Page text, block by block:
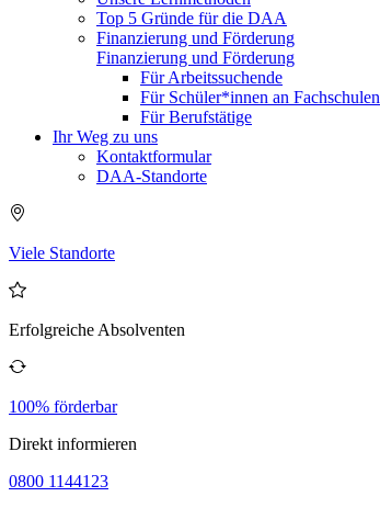
Top 5 Gründe für die DAA
Finanzierung und Förderung
Finanzierung und Förderung
Für Arbeitssuchende
Für Schüler*innen an Fachschulen
Für Berufstätige
Ihr Weg zu uns
Kontaktformular
DAA-Standorte
Viele Standorte
Erfolgreiche Absolventen
100% förderbar
Direkt informieren
0800 1144123